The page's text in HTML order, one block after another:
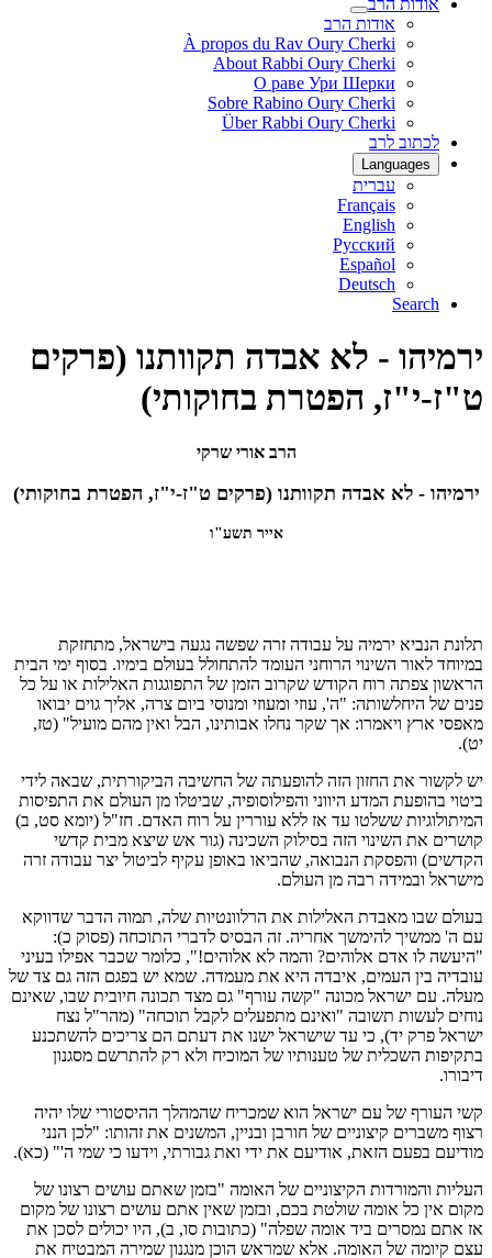
אודות הרב
אודות הרב
À propos du Rav Oury Cherki
About Rabbi Oury Cherki
О раве Ури Шерки
Sobre Rabino Oury Cherki
Über Rabbi Oury Cherki
לכתוב לרב
Languages
עברית
Français
English
Русский
Español
Deutsch
Search
ירמיהו - לא אבדה תקוותנו (פרקים
ט"ז-י"ז, הפטרת בחוקותי)
הרב אורי שרקי
ירמיהו - לא אבדה תקוותנו (פרקים ט"ז-י"ז, הפטרת בחוקותי)
אייר תשע"ו
תלונת הנביא ירמיה על עבודה זרה שפשה נגעה בישראל, מתחזקת
במיוחד לאור השינוי הרוחני העומד להתחולל בעולם בימיו. בסוף ימי הבית
הראשון צפתה רוח הקודש שקרוב הזמן של התפוגגות האלילות או על כל
פנים של היחלשותה: "ה', עוזי ומעוזי ומנוסי ביום צרה, אליך גוים יבואו
מאפסי ארץ ויאמרו: אך שקר נחלו אבותינו, הבל ואין מהם מועיל" (טז,
יט).
יש לקשור את החזון הזה להופעתה של החשיבה הביקורתית, שבאה לידי
ביטוי בהופעת המדע היווני והפילוסופיה, שביטלו מן העולם את התפיסות
המיתולוגיות ששלטו עד אז ללא עוררין על רוח האדם. חז"ל (יומא סט, ב)
קושרים את השינוי הזה בסילוק השכינה (גור אש שיצא מבית קדשי
הקדשים) והפסקת הנבואה, שהביאו באופן עקיף לביטול יצר עבודה זרה
מישראל ובמידה רבה מן העולם.
בעולם שבו מאבדת האלילות את הרלוונטיות שלה, תמוה הדבר שדווקא
עם ה' ממשיך להימשך אחריה. זה הבסיס לדברי התוכחה (פסוק כ):
"היעשה לו אדם אלוהים? והמה לא אלוהים!", כלומר שכבר אפילו בעיני
עובדיה בין העמים, איבדה היא את מעמדה. שמא יש בפגם הזה גם צד של
מעלה. עם ישראל מכונה "קשה עורף" גם מצד תכונה חיובית שבו, שאינם
נוחים לעשות תשובה "ואינם מתפעלים לקבל תוכחה" (מהר"ל נצח
ישראל פרק יד), כי עד שישראל ישנו את דעתם הם צריכים להשתכנע
בתקיפות השכלית של טענותיו של המוכיח ולא רק להתרשם מסגנון
דיבורו.
קשי העורף של עם ישראל הוא שמכריח שהמהלך ההיסטורי שלו יהיה
רצוף משברים קיצוניים של חורבן ובניין, המשנים את זהותו: "לכן הנני
מודיעם בפעם הזאת, אודיעם את ידי ואת גבורתי, וידעו כי שמי ה'" (כא).
העליות והמורדות הקיצוניים של האומה "בזמן שאתם עושים רצונו של
מקום אין כל אומה שולטת בכם, ובזמן שאין אתם עושים רצונו של מקום
אז אתם נמסרים ביד אומה שפלה" (כתובות סו, ב), היו יכולים לסכן את
עצם קיומה של האומה. אלא שמראש הוכן מנגנון שמירה המבטיח את